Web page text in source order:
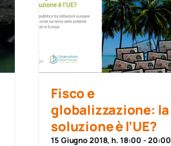
Fisco e
globalizzazione: la
soluzione è l’UE?
15 Giugno 2018, h. 18:00 -20:00